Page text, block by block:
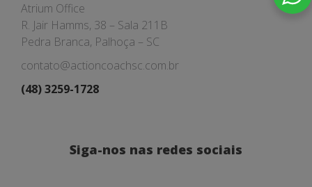
Atrium Office
R. Jair Hamms, 38 – Sala 211B
Pedra Branca, Palhoça – SC
contato@actioncoachsc.com.br
(48) 3259-1728
Siga-nos nas redes sociais